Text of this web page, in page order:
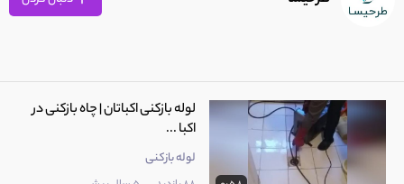
لوله بازکنی اکباتان | چاه بازکنی در
اکبا ...
لوله بازکنی